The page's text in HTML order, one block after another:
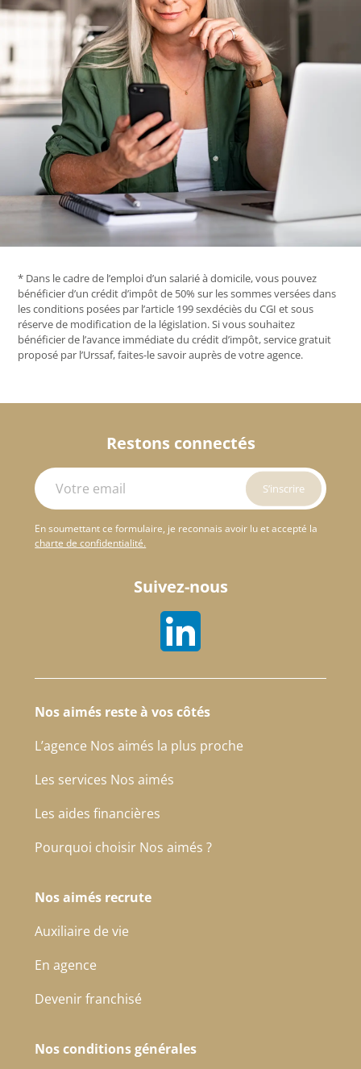
* Dans le cadre de l’emploi d’un salarié à domicile, vous pouvez
bénéficier d’un crédit d’impôt de 50% sur les sommes versées dans
les conditions posées par l’article 199 sexdéciès du CGI et sous
réserve de modification de la législation. Si vous souhaitez
bénéficier de l’avance immédiate du crédit d’impôt, service gratuit
proposé par l’Urssaf, faites-le savoir auprès de votre agence.
Restons connectés
En soumettant ce formulaire, je reconnais avoir lu et accepté la
charte de confidentialité.
Suivez-nous
Nos aimés reste à vos côtés
L’agence Nos aimés la plus proche
Les services Nos aimés
Les aides financières
Pourquoi choisir Nos aimés ?
Nos aimés recrute
Auxiliaire de vie
En agence
Devenir franchisé
Nos conditions générales